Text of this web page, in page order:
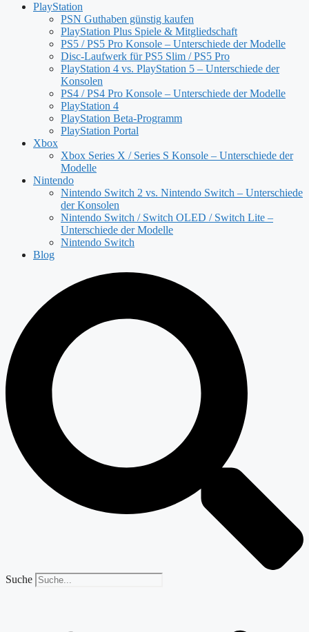
PlayStation
PSN Guthaben günstig kaufen
PlayStation Plus Spiele & Mitgliedschaft
PS5 / PS5 Pro Konsole – Unterschiede der Modelle
Disc-Laufwerk für PS5 Slim / PS5 Pro
PlayStation 4 vs. PlayStation 5 – Unterschiede der
Konsolen
PS4 / PS4 Pro Konsole – Unterschiede der Modelle
PlayStation 4
PlayStation Beta-Programm
PlayStation Portal
Xbox
Xbox Series X / Series S Konsole – Unterschiede der
Modelle
Nintendo
Nintendo Switch 2 vs. Nintendo Switch – Unterschiede
der Konsolen
Nintendo Switch / Switch OLED / Switch Lite –
Unterschiede der Modelle
Nintendo Switch
Blog
Suche